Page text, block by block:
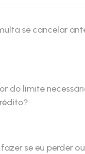
se cancelar
do limite
se eu perder